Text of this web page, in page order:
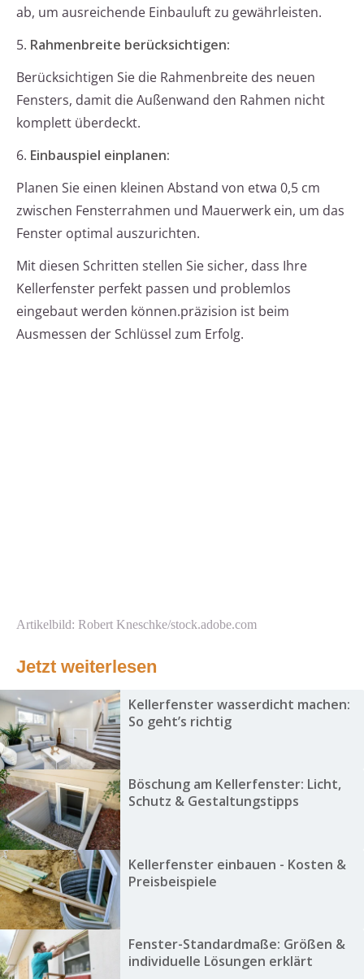
ab, um ausreichende Einbauluft zu gewährleisten.
5. Rahmenbreite berücksichtigen:
Berücksichtigen Sie die Rahmenbreite des neuen
Fensters, damit die Außenwand den Rahmen nicht
komplett überdeckt.
6. Einbauspiel einplanen:
Planen Sie einen kleinen Abstand von etwa 0,5 cm
zwischen Fensterrahmen und Mauerwerk ein, um das
Fenster optimal auszurichten.
Mit diesen Schritten stellen Sie sicher, dass Ihre
Kellerfenster perfekt passen und problemlos
eingebaut werden können.präzision ist beim
Ausmessen der Schlüssel zum Erfolg.
Artikelbild: Robert Kneschke/stock.adobe.com
Jetzt weiterlesen
Kellerfenster wasserdicht machen:
So geht’s richtig
Böschung am Kellerfenster: Licht,
Schutz & Gestaltungstipps
Kellerfenster einbauen - Kosten &
Preisbeispiele
Fenster-Standardmaße: Größen &
individuelle Lösungen erklärt